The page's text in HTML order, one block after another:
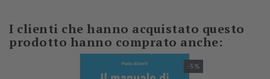
I clienti che hanno acquistato questo
prodotto hanno comprato anche:
-5%